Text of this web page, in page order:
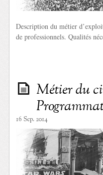
Description du métier
de professionnels. Qualités
Métier du
16 Sep. 2014